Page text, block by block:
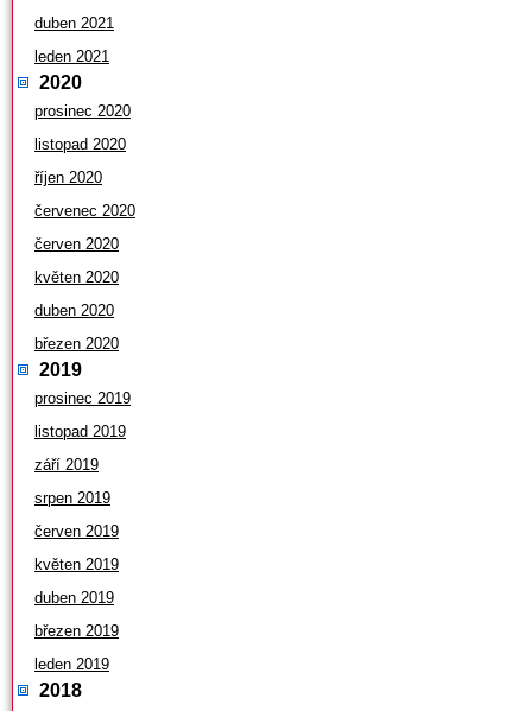
duben 2021
leden 2021
2020
prosinec 2020
listopad 2020
říjen 2020
červenec 2020
červen 2020
květen 2020
duben 2020
březen 2020
2019
prosinec 2019
listopad 2019
září 2019
srpen 2019
červen 2019
květen 2019
duben 2019
březen 2019
leden 2019
2018